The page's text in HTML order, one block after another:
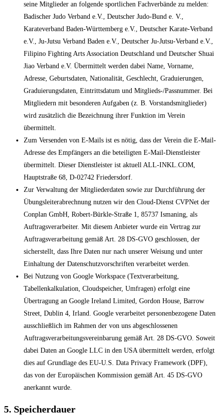
seine Mitglieder an folgende sportlichen Fachverbände zu melden:
Badischer Judo Verband e.V., Deutscher Judo-Bund e. V.,
Karateverband Baden-Württemberg e.V., Deutscher Karate-Verband
e.V., Ju-Jutsu Verband Baden e.V., Deutscher Ju-Jutsu-Verband e.V.,
Filipino Fighting Arts Association Deutschland und Deutscher Shuai
Jiao Verband e.V. Übermittelt werden dabei Name, Vorname,
Adresse, Geburtsdaten, Nationalität, Geschlecht, Graduierungen,
Graduierungsdaten, Eintrittsdatum und Mitglieds-/Passnummer. Bei
Mitgliedern mit besonderen Aufgaben (z. B. Vorstandsmitglieder)
wird zusätzlich die Bezeichnung ihrer Funktion im Verein
übermittelt.
Zum Versenden von E-Mails ist es nötig, dass der Verein die E-Mail-
Adresse des Empfängers an die beteiligten E-Mail-Dienstleister
übermittelt. Dieser Dienstleister ist aktuell ALL-INKL.COM,
Hauptstraße 68, D-02742 Friedersdorf.
Zur Verwaltung der Mitgliederdaten sowie zur Durchführung der
Übungsleiterabrechnung nutzen wir den Cloud-Dienst CVPNet der
Conplan GmbH, Robert-Bürkle-Straße 1, 85737 Ismaning, als
Auftragsverarbeiter. Mit diesem Anbieter wurde ein Vertrag zur
Auftragsverarbeitung gemäß Art. 28 DS-GVO geschlossen, der
sicherstellt, dass Ihre Daten nur nach unserer Weisung und unter
Einhaltung der Datenschutzvorschriften verarbeitet werden.
Bei Nutzung von Google Workspace (Textverarbeitung,
Tabellenkalkulation, Cloudspeicher, Umfragen) erfolgt eine
Übertragung an Google Ireland Limited, Gordon House, Barrow
Street, Dublin 4, Irland. Google verarbeitet personenbezogene Daten
ausschließlich im Rahmen der von uns abgeschlossenen
Auftragsverarbeitungsvereinbarung gemäß Art. 28 DS-GVO. Soweit
dabei Daten an Google LLC in den USA übermittelt werden, erfolgt
dies auf Grundlage des EU-U.S. Data Privacy Framework (DPF),
das von der Europäischen Kommission gemäß Art. 45 DS-GVO
anerkannt wurde.
5. Speicherdauer